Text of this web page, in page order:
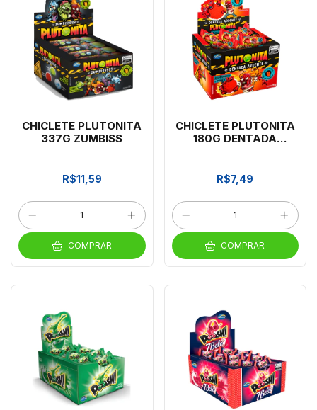
CHICLETE PLUTONITA
337G ZUMBISS
R$11,59
COMPRAR
CHICLETE PLUTONITA
180G DENTADA
R$7,49
COMPRAR